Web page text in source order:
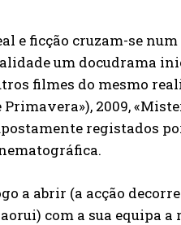
e ficção cruzam-se
um docudrama
filmes do mesmo
Primavera»), 2009,
registados
a abrir (a acção
com a sua equipa